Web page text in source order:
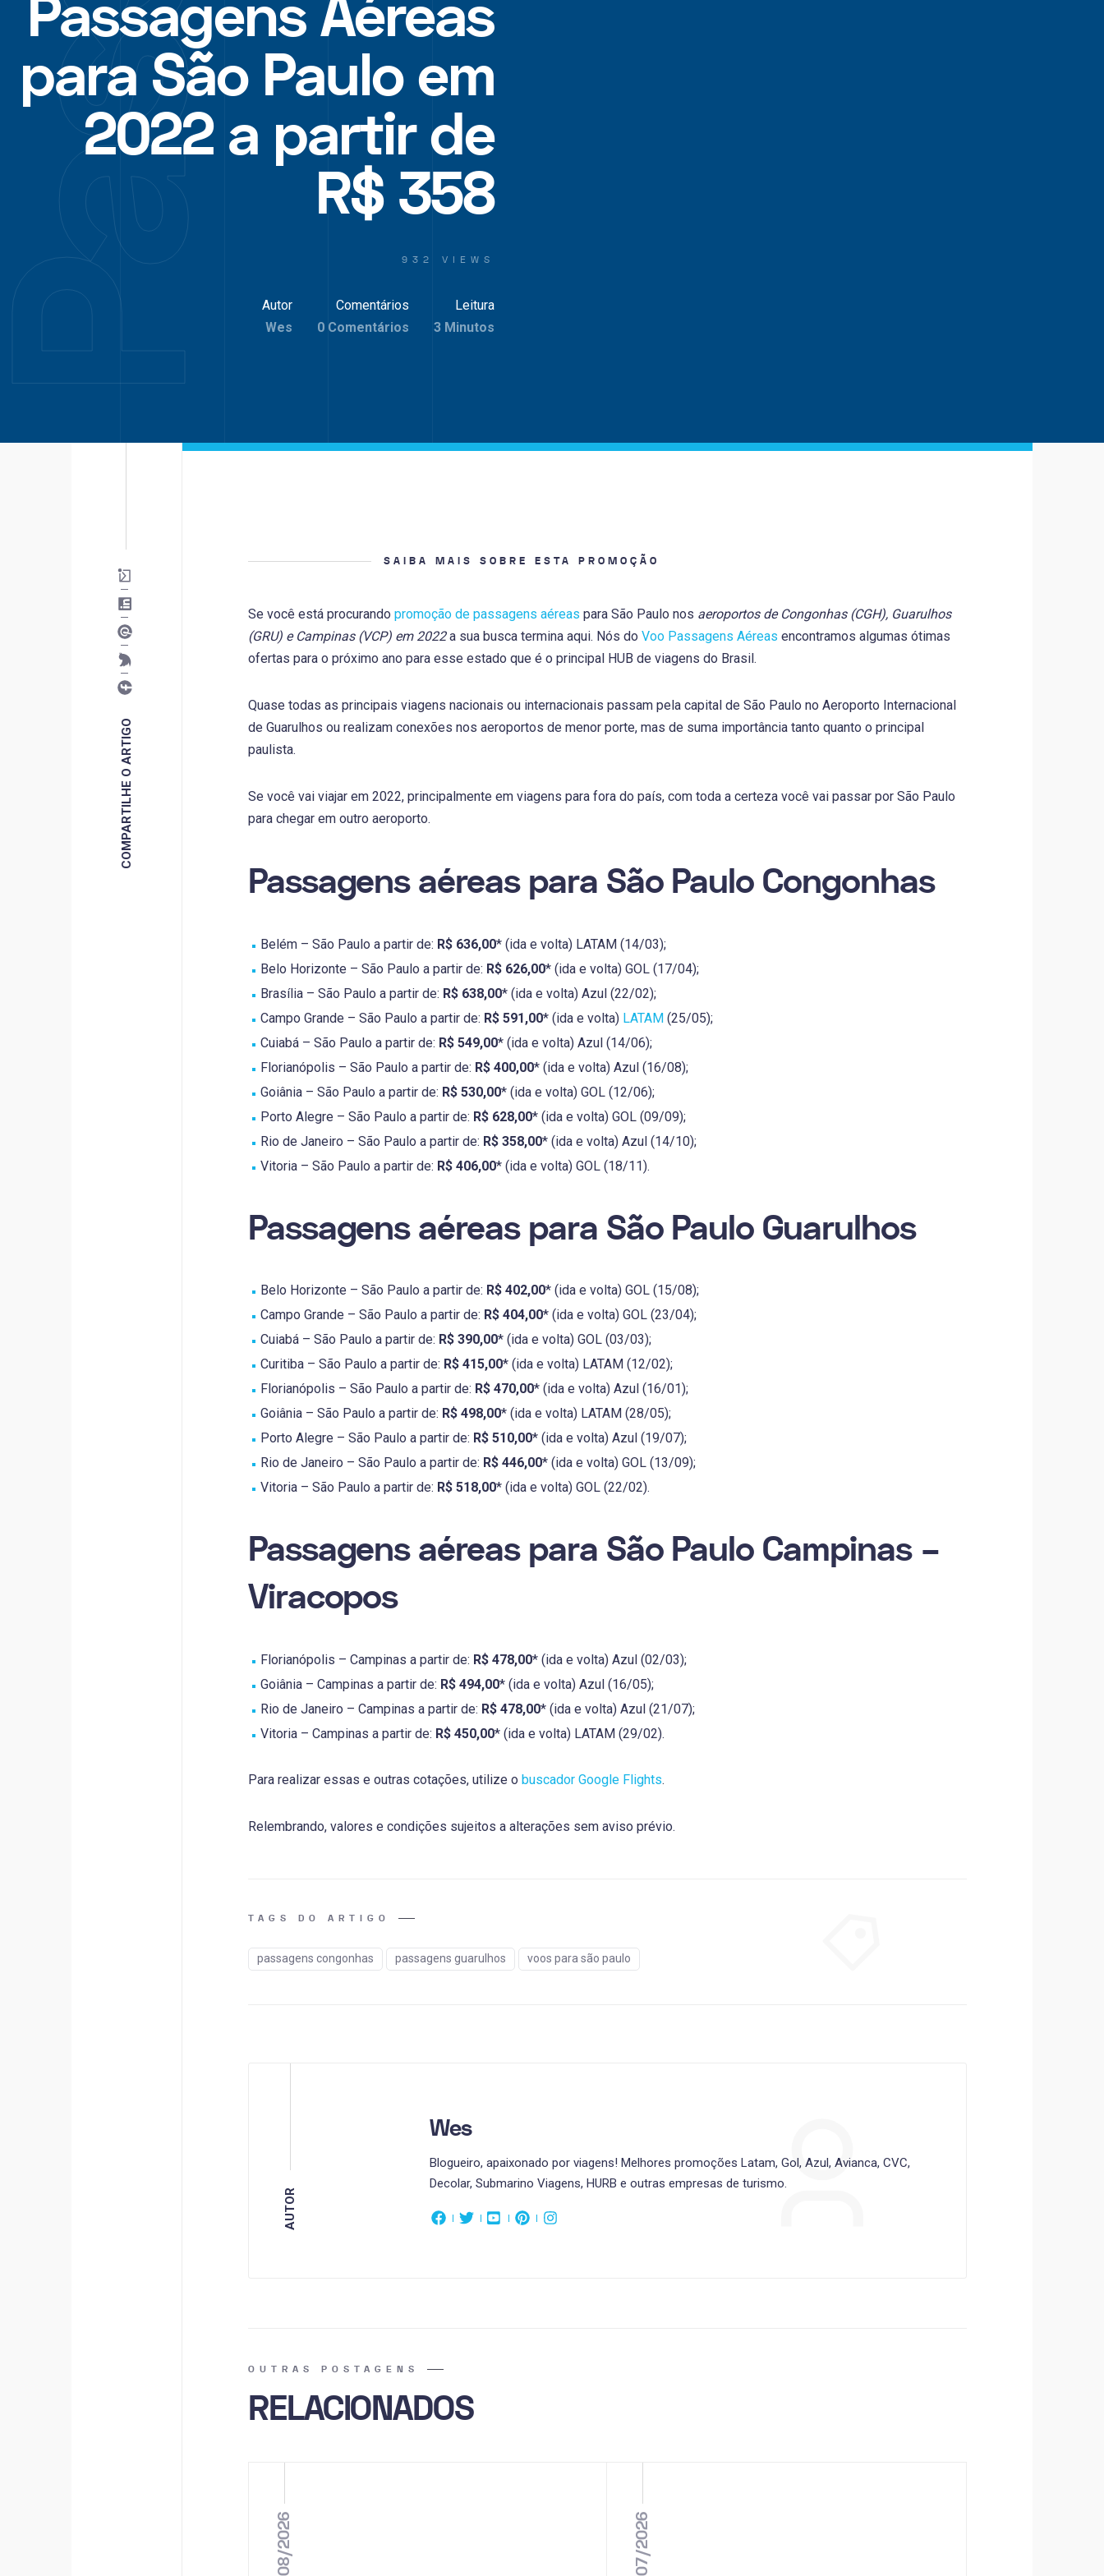
Passagens Aéreas
para São Paulo em
2022 a partir de
R$ 358
932 VIEWS
Autor
Wes
Comentários
0 Comentários
Leitura
3 Minutos
COMPARTILHE O ARTIGO
SAIBA MAIS SOBRE ESTA PROMOÇÃO
Se você está procurando promoção de passagens aéreas para São Paulo nos aeroportos de Congonhas (CGH), Guarulhos
(GRU) e Campinas (VCP) em 2022a sua busca termina aqui. Nós do Voo Passagens Aéreas encontramos algumas ótimas
ofertas para o próximo ano para esse estado que é o principal HUB de viagens do Brasil.
Quase todas as principais viagens nacionais ou internacionais passam pela capital de São Paulo no Aeroporto Internacional
de Guarulhos ou realizam conexões nos aeroportos de menor porte, mas de suma importância tanto quanto o principal
paulista.
Se você vai viajar em 2022, principalmente em viagens para fora do país, com toda a certeza você vai passar por São Paulo
para chegar em outro aeroporto.
Passagens aéreas para São Paulo Congonhas
Belém – São Paulo a partir de: R$ 636,00* (ida e volta) LATAM (14/03);
Belo Horizonte – São Paulo a partir de: R$ 626,00* (ida e volta) GOL (17/04);
Brasília – São Paulo a partir de: R$ 638,00* (ida e volta) Azul (22/02);
Campo Grande – São Paulo a partir de: R$ 591,00* (ida e volta) LATAM(25/05);
Cuiabá – São Paulo a partir de: R$ 549,00* (ida e volta) Azul (14/06);
Florianópolis – São Paulo a partir de: R$ 400,00* (ida e volta) Azul (16/08);
Goiânia – São Paulo a partir de: R$ 530,00* (ida e volta) GOL (12/06);
Porto Alegre – São Paulo a partir de: R$ 628,00* (ida e volta) GOL (09/09);
Rio de Janeiro – São Paulo a partir de: R$ 358,00* (ida e volta) Azul (14/10);
Vitoria – São Paulo a partir de: R$ 406,00* (ida e volta) GOL (18/11).
Passagens aéreas para São Paulo Guarulhos
Belo Horizonte – São Paulo a partir de: R$ 402,00* (ida e volta) GOL (15/08);
Campo Grande – São Paulo a partir de: R$ 404,00* (ida e volta) GOL (23/04);
Cuiabá – São Paulo a partir de: R$ 390,00* (ida e volta) GOL (03/03);
Curitiba – São Paulo a partir de: R$ 415,00* (ida e volta) LATAM (12/02);
Florianópolis – São Paulo a partir de: R$ 470,00* (ida e volta) Azul (16/01);
Goiânia – São Paulo a partir de: R$ 498,00* (ida e volta) LATAM (28/05);
Porto Alegre – São Paulo a partir de: R$ 510,00* (ida e volta) Azul (19/07);
Rio de Janeiro – São Paulo a partir de: R$ 446,00* (ida e volta) GOL (13/09);
Vitoria – São Paulo a partir de: R$ 518,00* (ida e volta) GOL (22/02).
Passagens aéreas para São Paulo Campinas –
Viracopos
Florianópolis – Campinas a partir de: R$ 478,00* (ida e volta) Azul (02/03);
Goiânia – Campinas a partir de: R$ 494,00* (ida e volta) Azul (16/05);
Rio de Janeiro – Campinas a partir de: R$ 478,00* (ida e volta) Azul (21/07);
Vitoria – Campinas a partir de: R$ 450,00* (ida e volta) LATAM (29/02).
Para realizar essas e outras cotações, utilize o buscador Google Flights.
Relembrando, valores e condições sujeitos a alterações sem aviso prévio.
TAGS DO ARTIGO
passagens congonhas passagens guarulhos voos para são paulo
AUTOR
Wes
Blogueiro, apaixonado por viagens! Melhores promoções Latam, Gol, Azul, Avianca, CVC,
Decolar, Submarino Viagens, HURB e outras empresas de turismo.
OUTRAS POSTAGENS
RELACIONADOS
28/07/2026